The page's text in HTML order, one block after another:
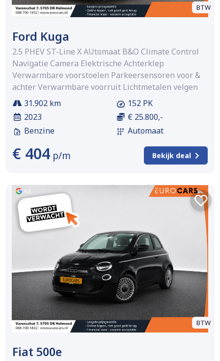
BTW
Ford Kuga
2.5 PHEV ST-Line X AUtomaat B&O Climate Control
Navigatie Camera Elektrische Achterklep
Verwarmbare voorstoelen Parkeersensoren voor &
achter Verwarmbare voorruit Lichtmetalen velgen
31.902 km
2023
Benzine
152 PK
€ 25.800,-
Automaat
€ 404 p/m Bekijk deal
BTW
Fiat 500e